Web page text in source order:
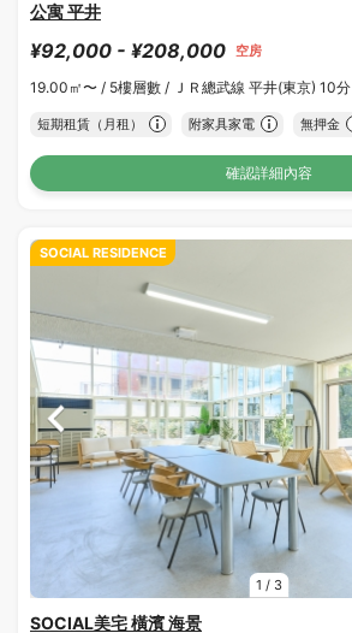
公寓 平井
¥92,000 - ¥208,000 空房
19.00㎡〜 / 5樓層數 / ＪＲ總武線 平井(東京) 10分
短期租賃（月租） 附家具家電 無押金
確認詳細內容
1 / 3
SOCIAL RESIDENCE
SOCIAL美宅 橫濱 海景